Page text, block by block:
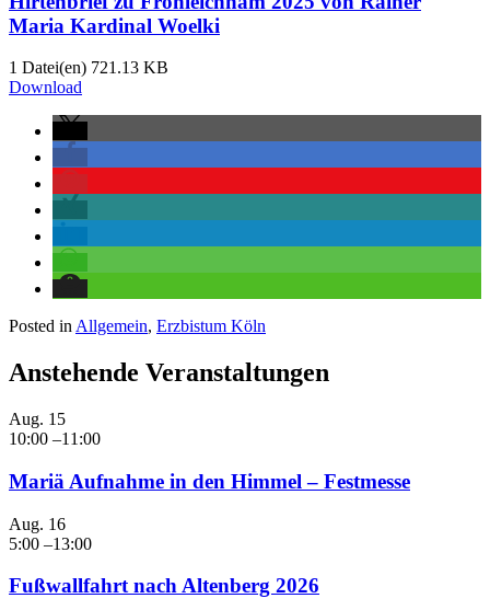
Maria Kardinal Woelki
1 Datei(en) 721.13 KB
Download
Posted in Allgemein, Erzbistum Köln
Anstehende Veranstaltungen
Aug. 15
10:00 –11:00
Mariä Aufnahme in den Himmel – Festmesse
Aug. 16
5:00 –13:00
Fußwallfahrt nach Altenberg 2026